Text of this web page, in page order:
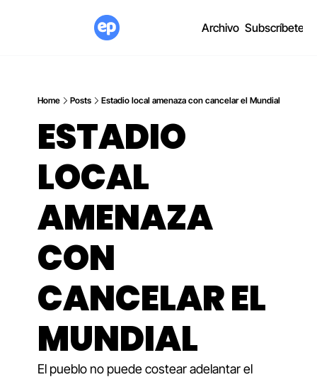
Archivo Subscríbete
Home Posts Estadio local amenaza con cancelar el Mundial
ESTADIO
LOCAL
AMENAZA
CON
CANCELAR EL
MUNDIAL
El pueblo no puede costear adelantar el